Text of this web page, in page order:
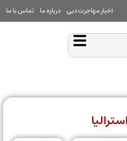
اخبار مهاجرت دبی درباره ما تماس با ما